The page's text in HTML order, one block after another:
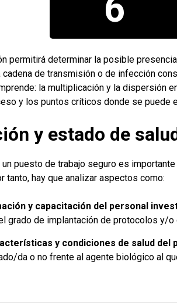
6
permitirá determinar la posible
cadena de transmisión o de infección
la multiplicación y la dispersión
y los puntos críticos donde se puede
y estado de
un puesto de trabajo seguro es
tanto, hay que analizar aspectos como:
y capacitación del personal
grado de implantación de protocolos y/
y condiciones de salud del
da o no frente al agente biológico al